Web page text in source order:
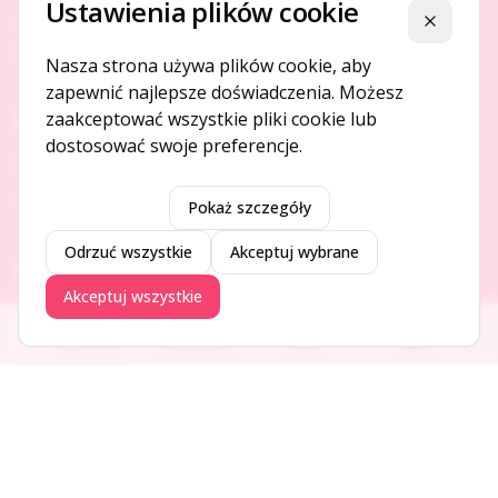
Platforma ogłoszeń i firm, która łączy ludzi i rozwija biznes
O NAS
DODAJ I PROMUJ
Dodaj ogłoszenie
Dodaj firmę
Ogłoszenia Aktualności Firmy Blog
Ustawienia plików cookie Zamknij
Nasza strona używa plików cookie, aby
zapewnić najlepsze doświadczenia. Możesz
zaakceptować wszystkie pliki cookie lub
dostosować swoje preferencje.
Pokaż szczegóły
Odrzuć wszystkie Akceptuj wybrane
Akceptuj wszystkie